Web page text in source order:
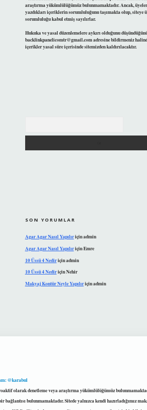
araştırma yükümlülüğümüz bulunmamaktadır. Ancak,
yazdıkları içeriklerin sorumluluğunu taşımakta olup, siteye
sorumluluğu kabul etmiş sayılırlar.
Hukuka ve yasal düzenlemelere aykırı olduğunu
backlinkpanelicomtr@gmail.comadresine bildirmeniz
içerikler yasal süre içerisinde sitemizden kaldırılacaktır.
SON YORUMLAR
Agar Agar Nasıl Yapılıriçinadmin
Agar Agar Nasıl YapılıriçinEmre
10 Üssü 4 Nediriçinadmin
10 Üssü 4 NediriçinNehir
Makyaj Kontür Neyle Yapılıriçinadmin
@karabul
olarak denetleme veya araştırma yükümlülüğümüz
bulunmamaktadır. Sitede yalnızca kendi hazırladığımız